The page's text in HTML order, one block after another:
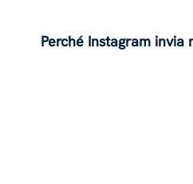
Perché Instagram